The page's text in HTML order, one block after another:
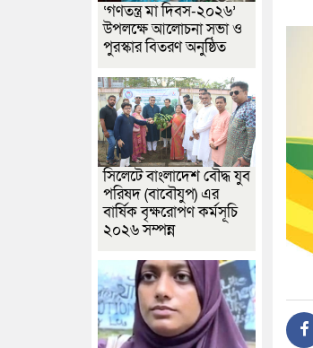
‘গণতন্ত্র মা দিবস-২০২৬’
উপলক্ষে আলোচনা সভা ও
পুরস্কার বিতরণ অনুষ্ঠিত
সিলেটে বাংলাদেশ বৌদ্ধ যুব
পরিষদ (বাবৌযুপ) এর
বার্ষিক বৃক্ষরোপণ কর্মসূচি
২০২৬ সম্পন্ন